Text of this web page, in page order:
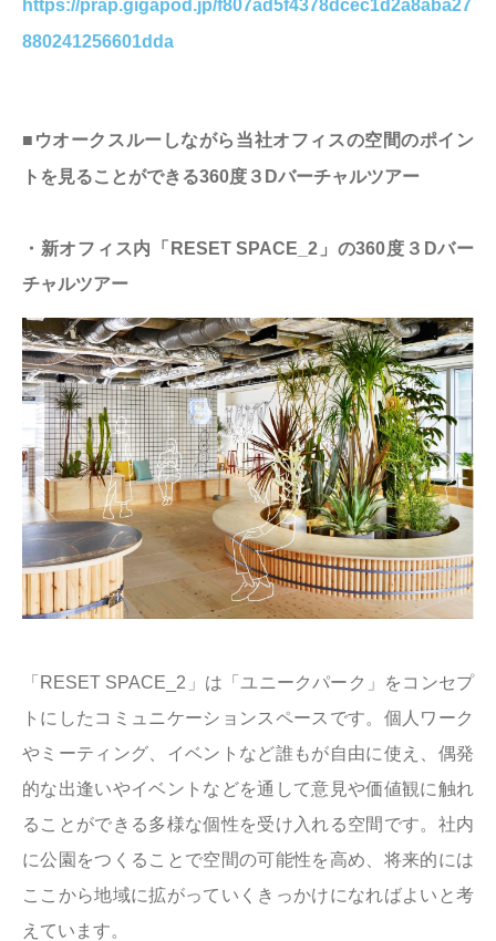
https://prap.gigapod.jp/f807ad5f4378dcec1d2a8aba27
880241256601dda
■ウオークスルーしながら当社オフィスの空間のポイン
トを見ることができる360度３Dバーチャルツアー
・新オフィス内「RESET SPACE_2」の360度３Dバー
チャルツアー
「RESET SPACE_2」は「ユニークパーク」をコンセプ
トにしたコミュニケーションスペースです。個人ワーク
やミーティング、イベントなど誰もが自由に使え、偶発
的な出逢いやイベントなどを通して意見や価値観に触れ
ることができる多様な個性を受け入れる空間です。社内
に公園をつくることで空間の可能性を高め、将来的には
ここから地域に拡がっていくきっかけになればよいと考
えています。